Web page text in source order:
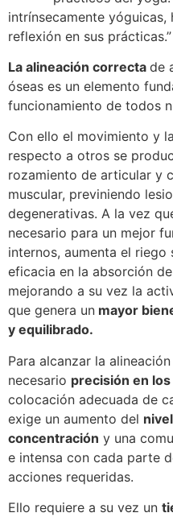
intrínsecamente yóguicas,
reflexión en sus prácticas.”
La alineación correcta de
óseas es un elemento
funcionamiento de todos
Con ello el movimiento y
respecto a otros se
rozamiento de articular y
muscular, previniendo
degenerativas. A la vez
necesario para un mejor
internos, aumenta el riego
eficacia en la absorción
mejorando a su vez la
que genera un mayor
y equilibrado.
Para alcanzar la
necesario precisión en
colocación adecuada de
exige un aumento del
concentración y una
e intensa con cada parte
acciones requeridas.
Ello requiere a su vez un